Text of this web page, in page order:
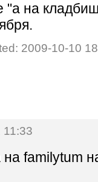
"а на
2009-10-10
11:33
familytum